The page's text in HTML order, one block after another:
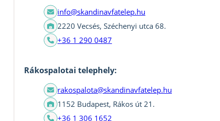
info@skandinavfatelep.hu
2220 Vecsés, Széchenyi utca 68.
+36 1 290 0487
Rákospalotai telephely:
rakospalota@skandinavfatelep.hu
1152 Budapest, Rákos út 21.
+36 1 306 1652